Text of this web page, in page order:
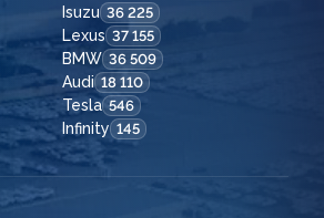
Isuzu 36 225
Lexus 37 155
BMW 36 509
Audi 18 110
Tesla 546
Infinity 145